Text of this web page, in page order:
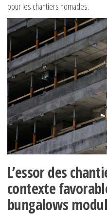
pour les chantiers nomades.
L’essor des
contexte
bungalows